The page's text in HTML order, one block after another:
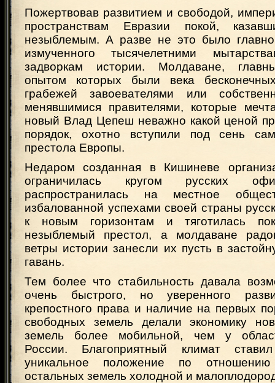
Пожертвовав развитием и свободой,
пространствам Евразии покой,
незыблемым. А разве не это было
измученного тысячелетними
задворкам истории. Молдаване,
опытом которых были века
грабежей завоевателями или
менявшимися правителями, которые
новый Влад Цепеш неважно какой ценой
порядок, охотно вступили под сень
престола Европы.
Недаром созданная в Кишиневе
ограничилась кругом русских
распространилась на местное
избалованной успехами своей страны
к новым горизонтам и тяготилась
незыблемый престол, а молдаване
ветры истории занесли их пусть в
гавань.
Тем более что стабильность давала
очень быстрого, но уверенного
крепостного права и наличие на первых
свободных земель делали экономику
земель более мобильной, чем у
России. Благоприятный климат
уникальное положение по
остальных земель холодной и